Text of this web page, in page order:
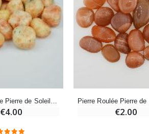
€130.00
Pierre Roulée Pierre de Soleil - Catégorie A+
€4.00 €2.00